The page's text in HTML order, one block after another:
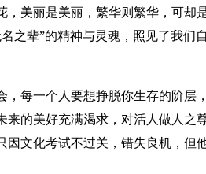
丽是美丽，繁华则繁华，可却
之辈”的精神与灵魂，照见了我们
一个人要想挣脱你生存的阶层
的美好充满渴求，对活人做人之
文化考试不过关，错失良机，但